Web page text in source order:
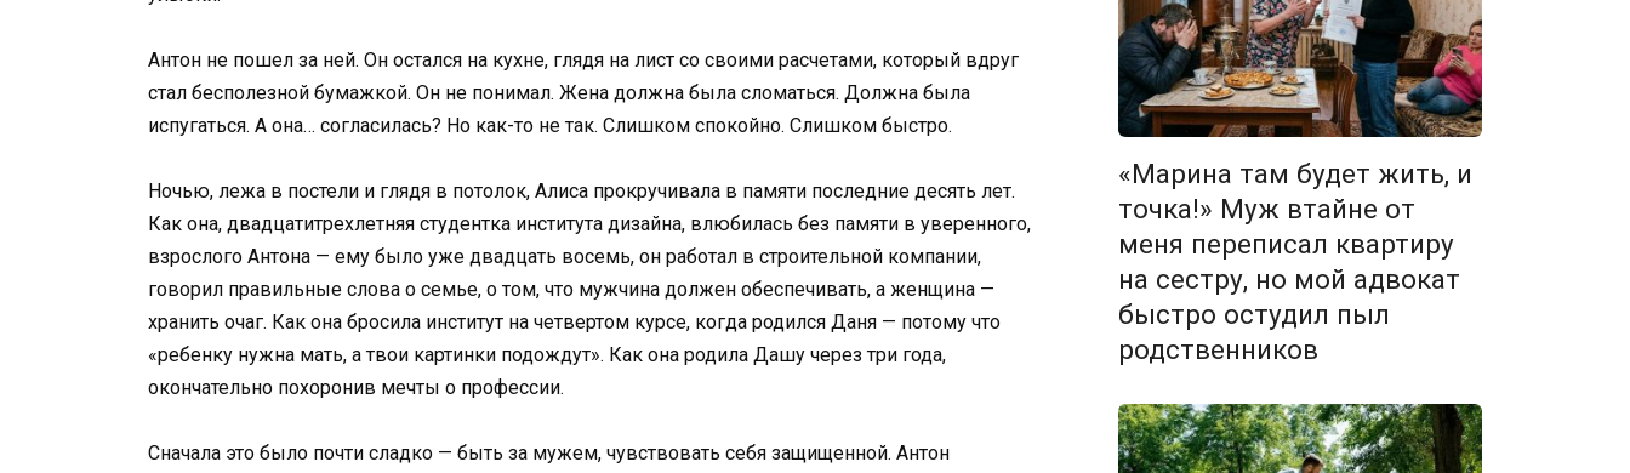
Антон не пошел за ней. Он остался на кухне, глядя на лист со своими расчетами, который вдруг
стал бесполезной бумажкой. Он не понимал. Жена должна была сломаться. Должна была
испугаться. А она… согласилась? Но как-то не так. Слишком спокойно. Слишком быстро.
Ночью, лежа в постели и глядя в потолок, Алиса прокручивала в памяти последние десять лет.
Как она, двадцатитрехлетняя студентка института дизайна, влюбилась без памяти в уверенного,
взрослого Антона — ему было уже двадцать восемь, он работал в строительной компании,
говорил правильные слова о семье, о том, что мужчина должен обеспечивать, а женщина —
хранить очаг. Как она бросила институт на четвертом курсе, когда родился Даня — потому что
«ребенку нужна мать, а твои картинки подождут». Как она родила Дашу через три года,
окончательно похоронив мечты о профессии.
Сначала это было почти сладко — быть за мужем, чувствовать себя защищенной. Антон
«Марина там будет жить, и
точка!» Муж втайне от
меня переписал квартиру
на сестру, но мой адвокат
быстро остудил пыл
родственников